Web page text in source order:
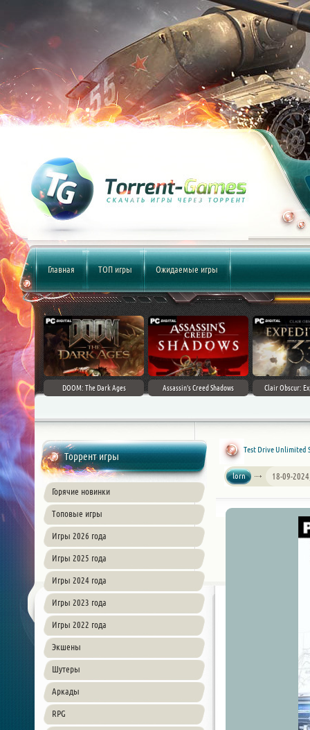
Главная ТОП игры Ожидаемые игры
DOOM: The Dark Ages Assassin's Creed Shadows Clair Obscur:
Торрент игры
Горячие новинки
Топовые игры
Игры 2026 года
Игры 2025 года
Игры 2024 года
Игры 2023 года
Игры 2022 года
Экшены
Шутеры
Аркады
RPG
Test Drive Unlimited
lorn 18-09-